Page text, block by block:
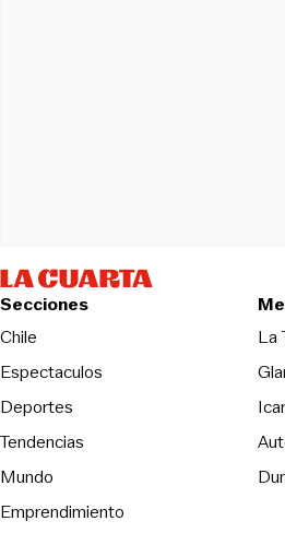
Secciones
Chile
Espectaculos
Deportes
Tendencias
Mundo
Emprendimiento
La